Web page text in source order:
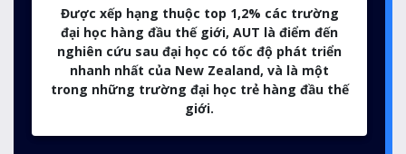
Được xếp hạng thuộc top 1,2% các trường
đại học hàng đầu thế giới, AUT là điểm đến
nghiên cứu sau đại học có tốc độ phát triển
nhanh nhất của New Zealand, và là một
trong những trường đại học trẻ hàng đầu thế
giới.